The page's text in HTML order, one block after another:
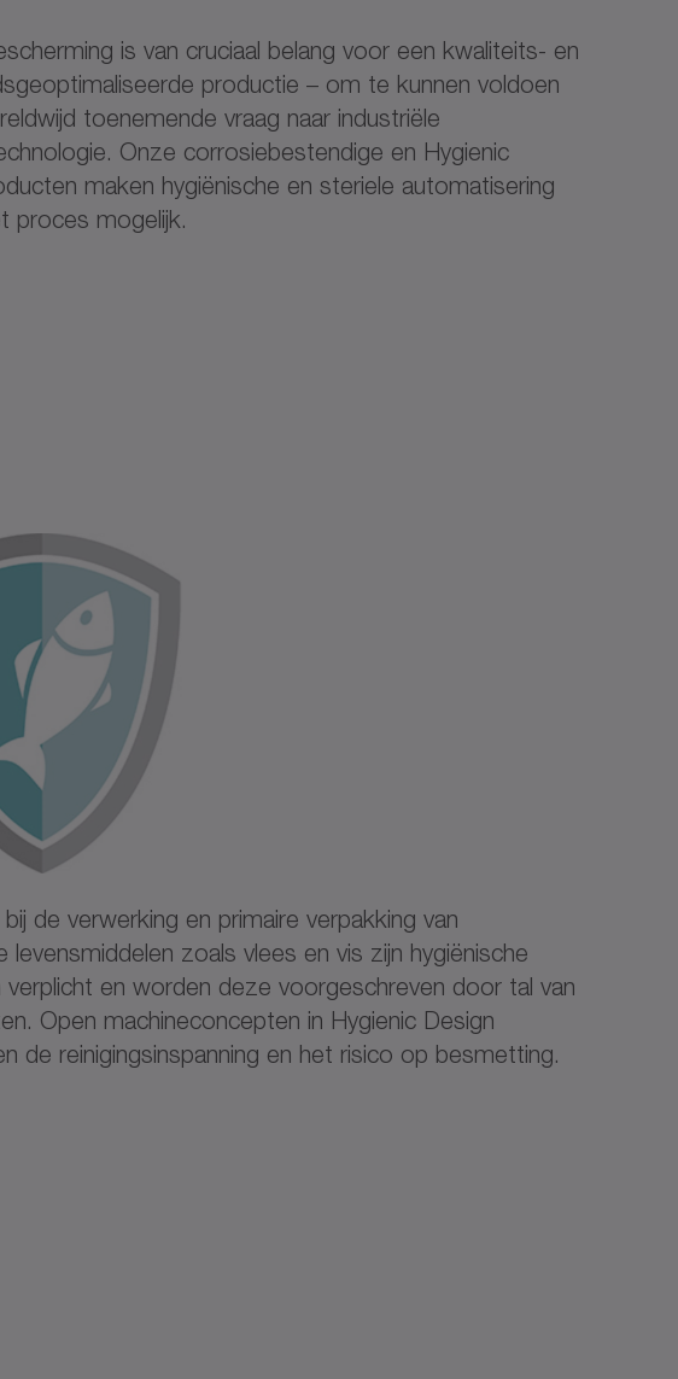
is van cruciaal belang voor een kwaliteits- en
productie – om te kunnen voldoen
toenemende vraag naar industriële
Onze corrosiebestendige en Hygienic
maken hygiënische en steriele automatisering
proces mogelijk.
de verwerking en primaire verpakking van
levensmiddelen zoals vlees en vis zijn hygiënische
verplicht en worden deze voorgeschreven door tal van
Open machineconcepten in Hygienic Design
de reinigingsinspanning en het risico op besmetting.